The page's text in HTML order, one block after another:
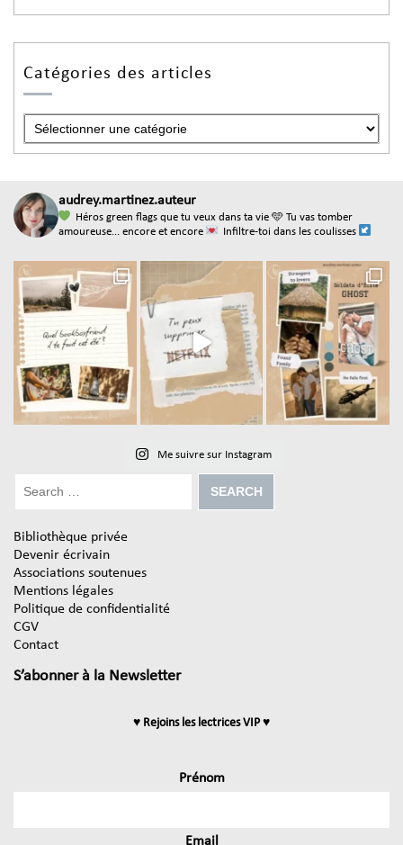
Catégories des articles
audrey.martinez.auteur
Héros green flags que tu veux dans ta vie 🩵 Tu vas tomber
amoureuse... encore et encore
Infiltre-toi dans les coulisses
Me suivre sur Instagram
Bibliothèque privée
Devenir écrivain
Associations soutenues
Mentions légales
Politique de confidentialité
CGV
Contact
S’abonner à la Newsletter
♥ Rejoins les lectrices VIP ♥
Prénom
Email